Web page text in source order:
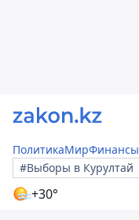
ПолитикаМирФинансы
#Выборы в Курултай
+30°